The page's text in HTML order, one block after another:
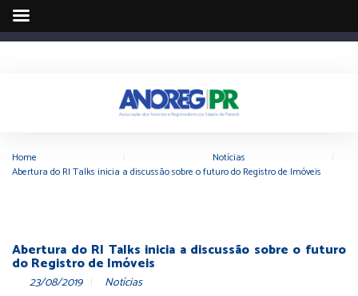
Home Notícias
Abertura do RI Talks inicia a discussão sobre o futuro do Registro de Imóveis
Abertura do RI Talks inicia a discussão sobre o futuro
do Registro de Imóveis
23/08/2019 Notícias